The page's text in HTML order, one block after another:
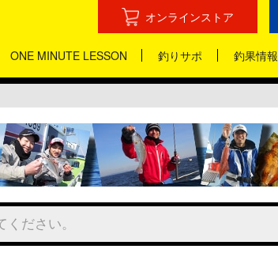
オンラインストア
ONE MINUTE LESSON 釣りサポ 釣果情報